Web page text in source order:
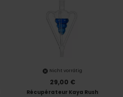
Nicht vorrätig
29,00 €
Récupérateur Kaya Rush